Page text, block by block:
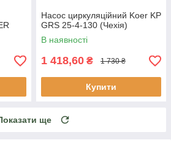
Насос циркуляційний Koer KP
GRS 25-4-130 (Чехія)
В наявності
1 418,60 ₴ 1 730 ₴
Купити
ще